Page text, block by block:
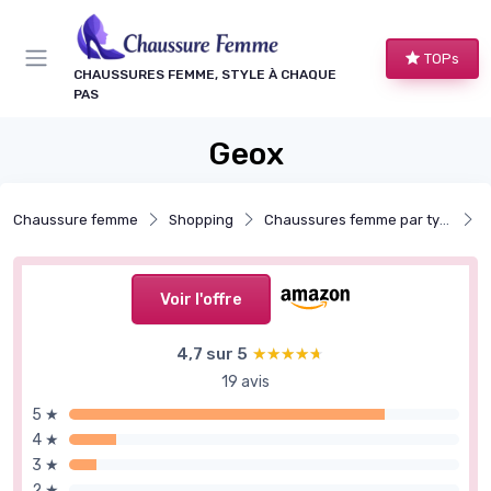
CHAUSSURES FEMME, STYLE À CHAQUE
PAS
TOPs
Geox
Chaussure femme Shopping Chaussures femme par type
Voir l'offre
4,7 sur 5 ★★★★★
★★★★★
19 avis
5 ★
4 ★
3 ★
Panneau de gestion des cookies